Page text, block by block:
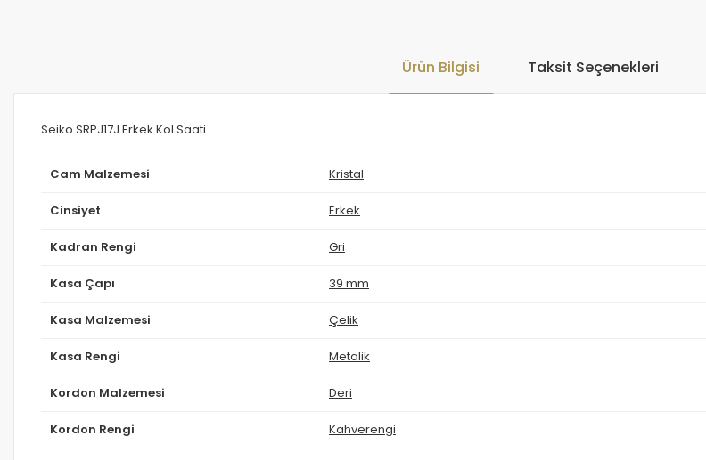
Ürün Bilgisi Taksit Seçenekleri
Seiko SRPJ17J Erkek Kol Saati
Cam Malzemesi Kristal
Cinsiyet Erkek
Kadran Rengi Gri
Kasa Çapı 39 mm
Kasa Malzemesi Çelik
Kasa Rengi Metalik
Kordon Malzemesi Deri
Kordon Rengi Kahverengi